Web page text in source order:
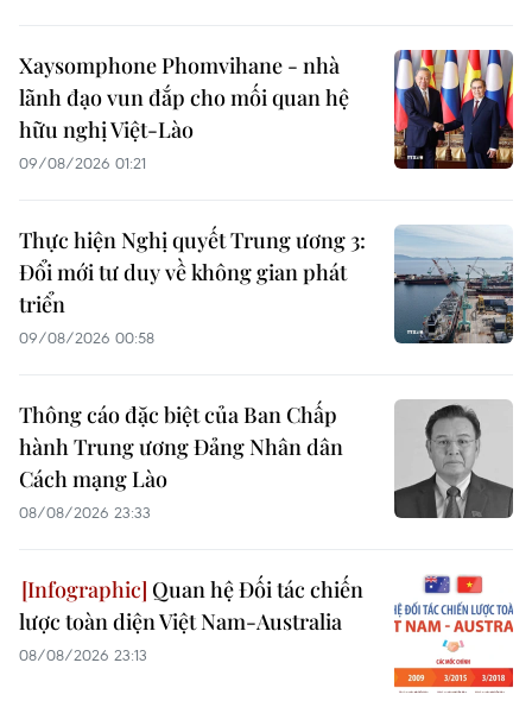
Xaysomphone Phomvihane - nhà
lãnh đạo vun đắp cho mối quan hệ
hữu nghị Việt-Lào
09/08/2026 01:21
Thực hiện Nghị quyết Trung ương 3:
Đổi mới tư duy về không gian phát
triển
09/08/2026 00:58
Thông cáo đặc biệt của Ban Chấp
hành Trung ương Đảng Nhân dân
Cách mạng Lào
08/08/2026 23:33
Quan hệ Đối tác chiến
lược toàn diện Việt Nam-Australia
08/08/2026 23:13